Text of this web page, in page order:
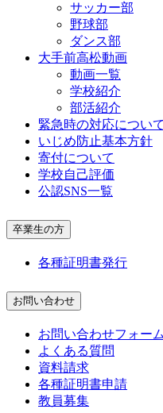
サッカー部
野球部
ダンス部
大手前高松動画
動画一覧
学校紹介
部活紹介
緊急時の対応について
いじめ防止基本方針
寄付について
学校自己評価
公認SNS一覧
卒業生の方
各種証明書発行
お問い合わせ
お問い合わせフォーム
よくある質問
資料請求
各種証明書申請
教員募集